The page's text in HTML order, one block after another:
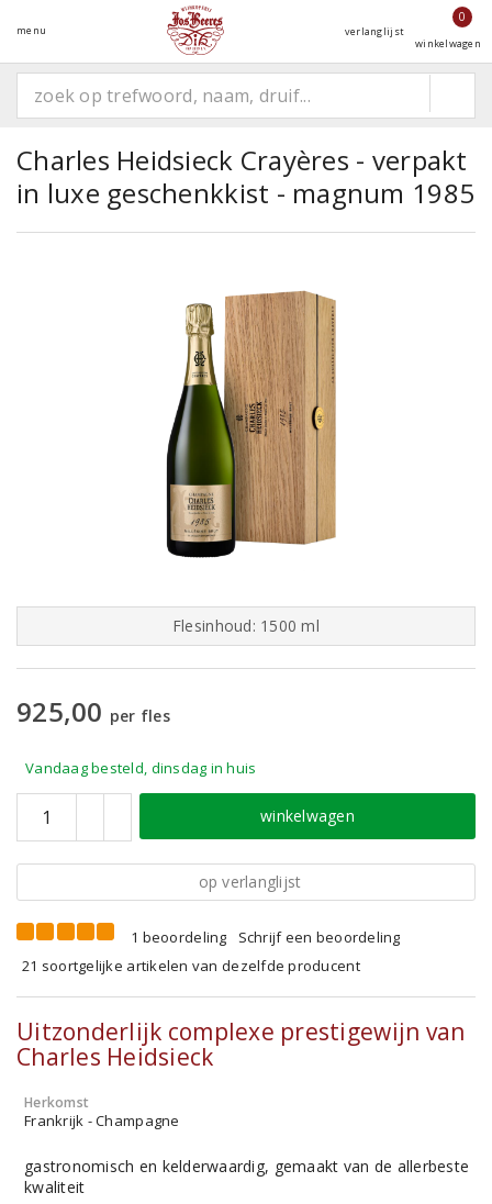
menu verlanglijst
0
winkelwagen
Charles Heidsieck Crayères - verpakt
in luxe geschenkkist - magnum 1985
Flesinhoud: 1500 ml
925,00 per fles
Vandaag besteld, dinsdag in huis
winkelwagen
op verlanglijst
1 beoordeling
Schrijf een beoordeling
21 soortgelijke artikelen van dezelfde producent
Uitzonderlijk complexe prestigewijn van
Charles Heidsieck
Herkomst
Frankrijk - Champagne
gastronomisch en kelderwaardig, gemaakt van de allerbeste
kwaliteit